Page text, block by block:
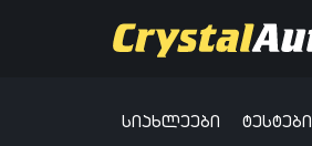
სიახლეები ტესტები